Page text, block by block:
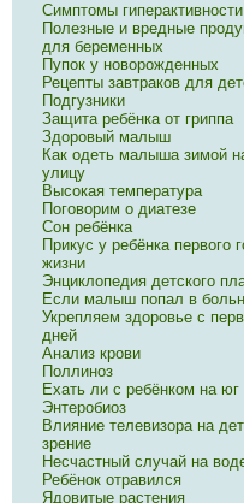
Симптомы гиперактивности
Полезные и вредные
для беременных
Пупок у новорожденных
Рецепты завтраков для
Подгузники
Защита ребёнка от гриппа
Здоровый малыш
Как одеть малыша зимой
улицу
Высокая температура
Поговорим о диатезе
Сон ребёнка
Прикус у ребёнка первого
жизни
Энциклопедия детского
Если малыш попал в
Укрепляем здоровье с
дней
Анализ крови
Поллиноз
Ехать ли с ребёнком на юг
Энтеробиоз
Влияние телевизора на
зрение
Несчастный случай на
Ребёнок отравился
Ядовитые растения